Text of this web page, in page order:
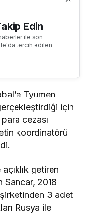
Edin
ile son
tercih edilen
Tyumen
için
cezası
koordinatörü
getiren
Sancar, 2018
şirketinden 3 adet
Rusya ile